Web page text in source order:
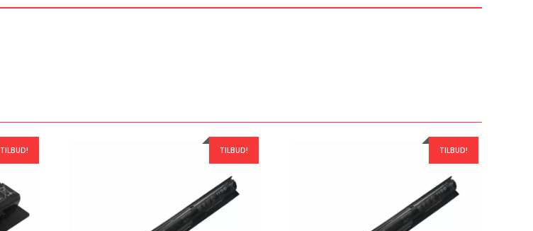
TILBUD! TILBUD! TILBUD!